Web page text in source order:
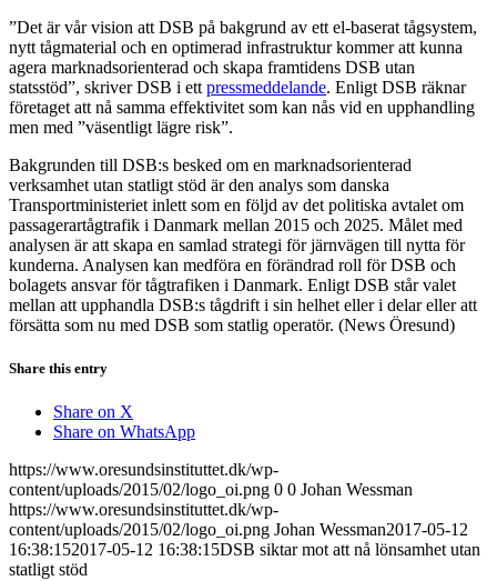
”Det är vår vision att DSB på bakgrund av ett el-baserat tågsystem,
nytt tågmaterial och en optimerad infrastruktur kommer att kunna
agera marknadsorienterad och skapa framtidens DSB utan
statsstöd”, skriver DSB i ett pressmeddelande. Enligt DSB räknar
företaget att nå samma effektivitet som kan nås vid en upphandling
men med ”väsentligt lägre risk”.
Bakgrunden till DSB:s besked om en marknadsorienterad
verksamhet utan statligt stöd är den analys som danska
Transportministeriet inlett som en följd av det politiska avtalet om
passagerartågtrafik i Danmark mellan 2015 och 2025. Målet med
analysen är att skapa en samlad strategi för järnvägen till nytta för
kunderna. Analysen kan medföra en förändrad roll för DSB och
bolagets ansvar för tågtrafiken i Danmark. Enligt DSB står valet
mellan att upphandla DSB:s tågdrift i sin helhet eller i delar eller att
försätta som nu med DSB som statlig operatör. (News Öresund)
Share this entry
Share on X
Share on WhatsApp
https://www.oresundsinstituttet.dk/wp-
content/uploads/2015/02/logo_oi.png 0 0 Johan Wessman
https://www.oresundsinstituttet.dk/wp-
content/uploads/2015/02/logo_oi.png Johan Wessman2017-05-12
16:38:152017-05-12 16:38:15DSB siktar mot att nå lönsamhet utan
statligt stöd